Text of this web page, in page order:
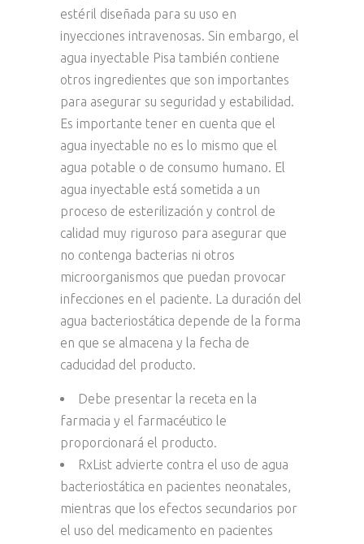
estéril diseñada para su uso en
inyecciones intravenosas. Sin embargo, el
agua inyectable Pisa también contiene
otros ingredientes que son importantes
para asegurar su seguridad y estabilidad.
Es importante tener en cuenta que el
agua inyectable no es lo mismo que el
agua potable o de consumo humano. El
agua inyectable está sometida a un
proceso de esterilización y control de
calidad muy riguroso para asegurar que
no contenga bacterias ni otros
microorganismos que puedan provocar
infecciones en el paciente. La duración del
agua bacteriostática depende de la forma
en que se almacena y la fecha de
caducidad del producto.
Debe presentar la receta en la
farmacia y el farmacéutico le
proporcionará el producto.
RxList advierte contra el uso de agua
bacteriostática en pacientes neonatales,
mientras que los efectos secundarios por
el uso del medicamento en pacientes